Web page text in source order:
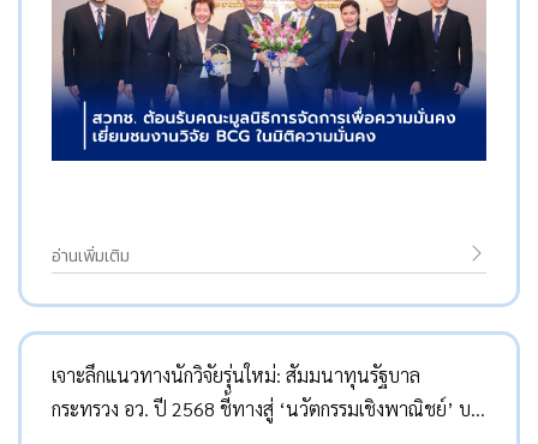
อ่านเพิ่มเติม
เจาะลึกแนวทางนักวิจัยรุ่นใหม่: สัมมนาทุนรัฐบาล
กระทรวง อว. ปี 2568 ชี้ทางสู่ ‘นวัตกรรมเชิงพาณิชย์’ บน